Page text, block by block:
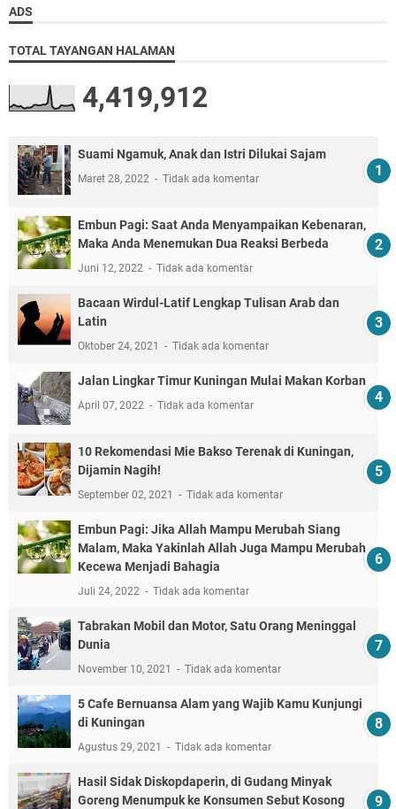
ADS
TOTAL TAYANGAN HALAMAN
4,419,912
Suami Ngamuk, Anak dan Istri Dilukai Sajam
Maret 28, 2022 Tidak ada komentar
Embun Pagi: Saat Anda Menyampaikan Kebenaran,
Maka Anda Menemukan Dua Reaksi Berbeda
Juni 12, 2022 Tidak ada komentar
Bacaan Wirdul-Latif Lengkap Tulisan Arab dan
Latin
Oktober 24, 2021 Tidak ada komentar
Jalan Lingkar Timur Kuningan Mulai Makan Korban
April 07, 2022 Tidak ada komentar
10 Rekomendasi Mie Bakso Terenak di Kuningan,
Dijamin Nagih!
September 02, 2021 Tidak ada komentar
Embun Pagi: Jika Allah Mampu Merubah Siang
Malam, Maka Yakinlah Allah Juga Mampu Merubah
Kecewa Menjadi Bahagia
Juli 24, 2022 Tidak ada komentar
Tabrakan Mobil dan Motor, Satu Orang Meninggal
Dunia
November 10, 2021 Tidak ada komentar
5 Cafe Bernuansa Alam yang Wajib Kamu Kunjungi
di Kuningan
Agustus 29, 2021 Tidak ada komentar
Hasil Sidak Diskopdaperin, di Gudang Minyak
Goreng Menumpuk ke Konsumen Sebut Kosong